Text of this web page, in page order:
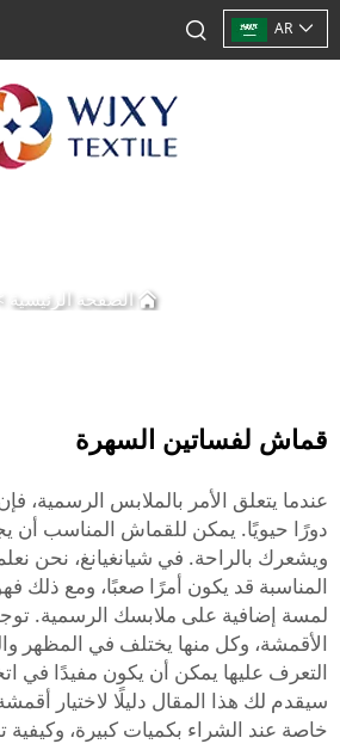
AR
الصفحة الرئيسية
قماش لفساتين السهرة
عندما يتعلق الأمر بالملابس الرسمية،
دورًا حيويًا. يمكن للقماش المناسب أن
ويشعرك بالراحة. في شيانغيانغ، نحن
المناسبة قد يكون أمرًا صعبًا، ومع ذلك
لمسة إضافية على ملابسك الرسمية.
الأقمشة، وكل منها يختلف في المظهر
التعرف عليها يمكن أن يكون مفيدًا في
سيقدم لك هذا المقال دليلًا لاختيار
خاصة عند الشراء بكميات كبيرة،